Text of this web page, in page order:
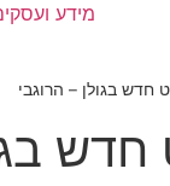
מידע
חדש בגולן – הרוגבי